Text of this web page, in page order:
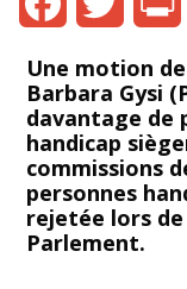
Une motion
Barbara Gysi
davantage de
handicap
commissions
personnes
rejetée lors de
Parlement.